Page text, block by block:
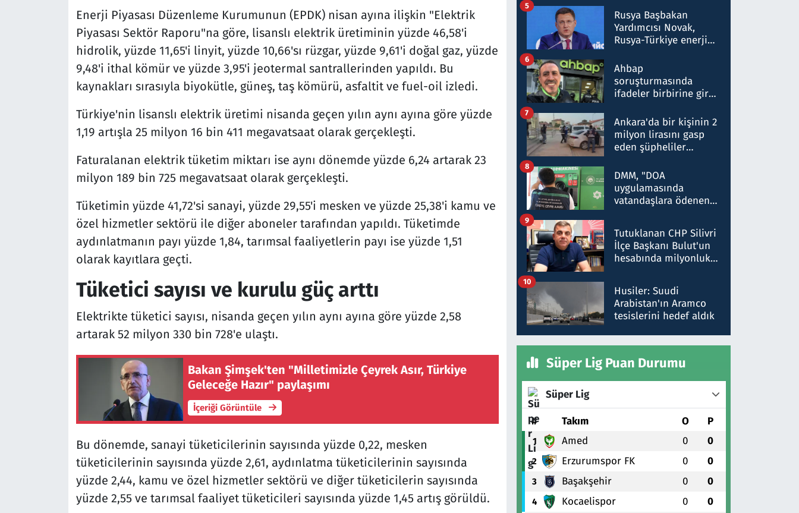
Enerji Piyasası Düzenleme Kurumunun (EPDK) nisan ayına ilişkin "Elektrik
Piyasası Sektör Raporu"na göre, lisanslı elektrik üretiminin yüzde 46,58'i
hidrolik, yüzde 11,65'i linyit, yüzde 10,66'sı rüzgar, yüzde 9,61'i doğal gaz, yüzde
9,48'i ithal kömür ve yüzde 3,95'i jeotermal santrallerinden yapıldı. Bu
kaynakları sırasıyla biyokütle, güneş, taş kömürü, asfaltit ve fuel-oil izledi.
Türkiye'nin lisanslı elektrik üretimi nisanda geçen yılın aynı ayına göre yüzde
1,19 artışla 25 milyon 16 bin 411 megavatsaat olarak gerçekleşti.
Faturalanan elektrik tüketim miktarı ise aynı dönemde yüzde 6,24 artarak 23
milyon 189 bin 725 megavatsaat olarak gerçekleşti.
Tüketimin yüzde 41,72'si sanayi, yüzde 29,55'i mesken ve yüzde 25,38'i kamu ve
özel hizmetler sektörü ile diğer aboneler tarafından yapıldı. Tüketimde
aydınlatmanın payı yüzde 1,84, tarımsal faaliyetlerin payı ise yüzde 1,51
olarak kayıtlara geçti.
Tüketici sayısı ve kurulu güç arttı
Elektrikte tüketici sayısı, nisanda geçen yılın aynı ayına göre yüzde 2,58
artarak 52 milyon 330 bin 728'e ulaştı.
Bakan Şimşek'ten "Milletimizle Çeyrek Asır, Türkiye
Geleceğe Hazır" paylaşımı
İçeriği Görüntüle
Bu dönemde, sanayi tüketicilerinin sayısında yüzde 0,22, mesken
tüketicilerinin sayısında yüzde 2,61, aydınlatma tüketicilerinin sayısında
yüzde 2,44, kamu ve özel hizmetler sektörü ve diğer tüketicilerin sayısında
yüzde 2,55 ve tarımsal faaliyet tüketicileri sayısında yüzde 1,45 artış görüldü.
Rusya Başbakan
Yardımcısı Novak,
Rusya-Türkiye enerji
nitelikte olduğunu
belirtti
5
Ahbap
soruşturmasında
ifadeler birbirine girdi:
ifadelerinden ortaya
çıkan tablo şok etti
6
Ankara'da bir kişinin 2
milyon lirasını gasp
eden şüpheliler
7
DMM, "DOA
uygulamasında
vatandaşlara ödenen
düşürüldüğü" iddiasını
yalanladı
8
Tutuklanan CHP Silivri
İlçe Başkanı Bulut'un
hesabında milyonluk
talimat verdi, ben
gönderdim
9
Husiler: Suudi
Arabistan'ın Aramco
tesislerini hedef aldık
10
Süper Lig Puan Durumu
Süper Lig
# Takım O P
1 Amed 0 0
2 Erzurumspor FK 0 0
3 Başakşehir 0 0
4 Kocaelispor 0 0